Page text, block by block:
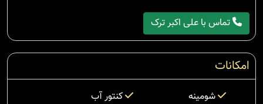
تماس با علی اکبر ترک
امکانات
شومینه
کنتور آب